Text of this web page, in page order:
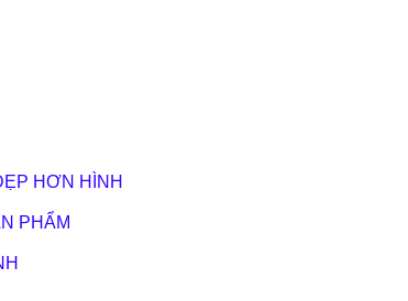
HƠN HÌNH
PHẨM